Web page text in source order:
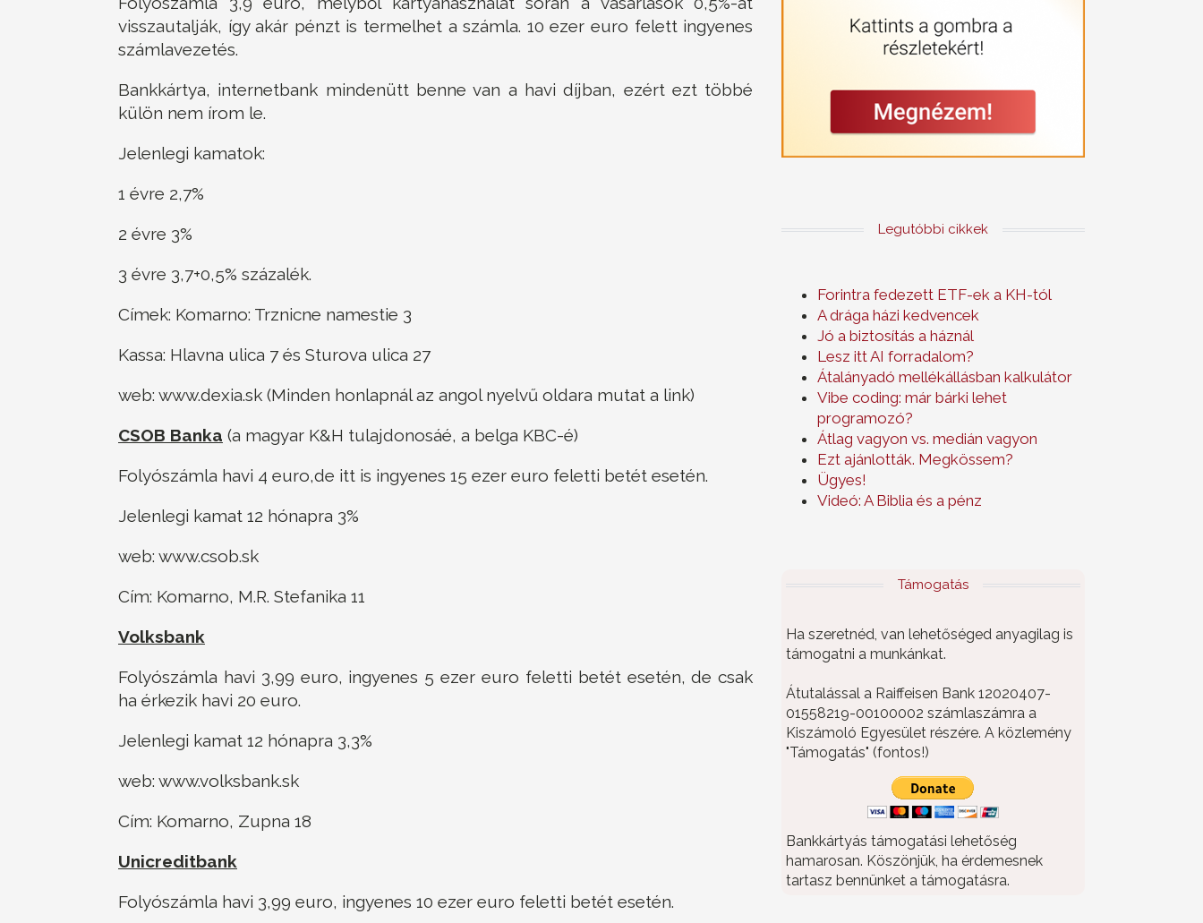
visszautalják, így akár pénzt is termelhet a számla. 10 ezer euro felett ingyenes
számlavezetés.
Bankkártya, internetbank mindenütt benne van a havi díjban, ezért ezt többé
külön nem írom le.
Jelenlegi kamatok:
1 évre 2,7%
2 évre 3%
3 évre 3,7+0,5% százalék.
Címek: Komarno: Trznicne namestie 3
Kassa: Hlavna ulica 7 és Sturova ulica 27
web: www.dexia.sk (Minden honlapnál az angol nyelvű oldara mutat a link)
CSOB Banka (a magyar K&H tulajdonosáé, a belga KBC-é)
Folyószámla havi 4 euro,de itt is ingyenes 15 ezer euro feletti betét esetén.
Jelenlegi kamat 12 hónapra 3%
web: www.csob.sk
Cím: Komarno, M.R. Stefanika 11
Volksbank
Folyószámla havi 3,99 euro, ingyenes 5 ezer euro feletti betét esetén, de csak
ha érkezik havi 20 euro.
Jelenlegi kamat 12 hónapra 3,3%
web: www.volksbank.sk
Cím: Komarno, Zupna 18
Unicreditbank
Folyószámla havi 3,99 euro, ingyenes 10 ezer euro feletti betét esetén.
Legutóbbi cikkek
Forintra fedezett ETF-ek a KH-tól
A drága házi kedvencek
Jó a biztosítás a háznál
Lesz itt AI forradalom?
Átalányadó mellékállásban kalkulátor
Vibe coding: már bárki lehet
programozó?
Átlag vagyon vs. medián vagyon
Ezt ajánlották. Megkössem?
Ügyes!
Videó: A Biblia és a pénz
Támogatás
Ha szeretnéd, van lehetőséged anyagilag is
támogatni a munkánkat.
Átutalással a Raiffeisen Bank 12020407-
01558219-00100002 számlaszámra a
Kiszámoló Egyesület részére. A közlemény
"Támogatás" (fontos!)
Bankkártyás támogatási lehetőség
hamarosan. Köszönjük, ha érdemesnek
tartasz bennünket a támogatásra.